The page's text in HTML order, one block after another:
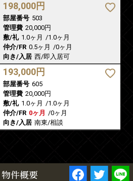
198,000円
部屋番号 503
管理費 20,000円
敷/礼 1.0ヶ月 /1.0ヶ月
仲介/FR 0.5ヶ月 /0ヶ月
向き/入居 西/即入居可
193,000円
部屋番号 605
管理費 20,000円
敷/礼 1.0ヶ月 /1.0ヶ月
仲介/FR 0ヶ月 /0ヶ月
向き/入居 南東/相談
物件概要